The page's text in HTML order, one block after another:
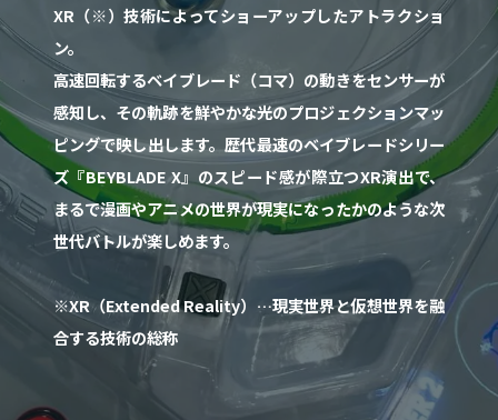
XR（※）技術によってショーアップしたアトラクショ
ン。
高速回転するベイブレード（コマ）の動きをセンサーが
感知し、その軌跡を鮮やかな光のプロジェクションマッ
ピングで映し出します。歴代最速のベイブレードシリー
ズ『BEYBLADE X』のスピード感が際立つXR演出で、
まるで漫画やアニメの世界が現実になったかのような次
世代バトルが楽しめます。
※XR（Extended Reality）…現実世界と仮想世界を融
合する技術の総称